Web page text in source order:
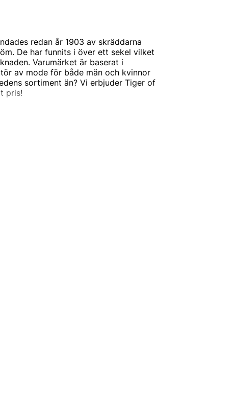
redan år 1903 av skräddarna
De har funnits i över ett sekel vilket
Varumärket är baserat i
av mode för både män och kvinnor
sortiment än? Vi erbjuder Tiger of
pris!
men de samarbetar också med de
speciellt utbudet för män. Idag kan du
Tiger of Sweden herrtröjor. De
speciellt Tiger of Swedens rockar för
är ute efter kostymer eller kavajer,
design, exklusiva material och
du får en kostym som är tidlös som du
behöver inte betyda jobb eller festlig
kavajer kan du såklart bära även till
par avslappnade chinos och upplev
väldigt populära. På vår sida finns ett
både slimfit såväl som regular och
kan Tiger of Sweden ge dig de
Jeansen är högkvalitativa i
gillar man inte mer än ett par jeans
accessoarer